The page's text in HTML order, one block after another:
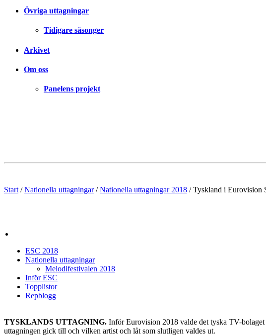
Övriga uttagningar
Tidigare säsonger
Arkivet
Om oss
Panelens projekt
Start / Nationella uttagningar / Nationella uttagningar 2018 / Tyskland i Eurovision
ESC 2018
Nationella uttagningar
Melodifestivalen 2018
Inför ESC
Topplistor
Repblogg
TYSKLANDS UTTAGNING. Inför Eurovision 2018 valde det tyska TV-
uttagningen gick till och vilken artist och låt som slutligen valdes ut.